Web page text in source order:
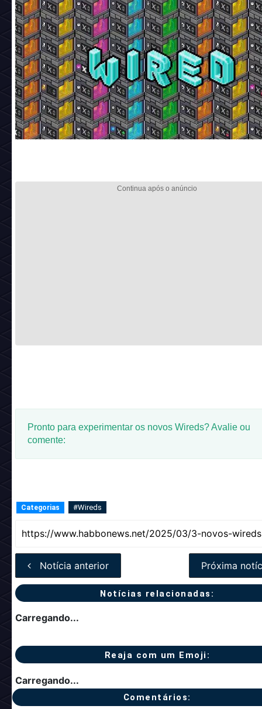
Servidor de Wireds no Discord
Momento #publi: Você sabia que existe um servidor no
dedicado a Wireds? Você pode conversar e tirar dúvidas
membros do Wired Team (que são brasileiros e jogadores
hotéis), fazer sugestões de novos wireds e mobis úteis
muito mais!
Para entrar no servidor acesse o link:https://discord.gg/
Categorias #Wireds